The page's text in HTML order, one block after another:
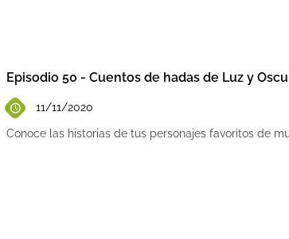
Episodio 50 - Cuentos de hadas de Luz y
11/11/2020
Conoce las historias de tus personajes favoritos de